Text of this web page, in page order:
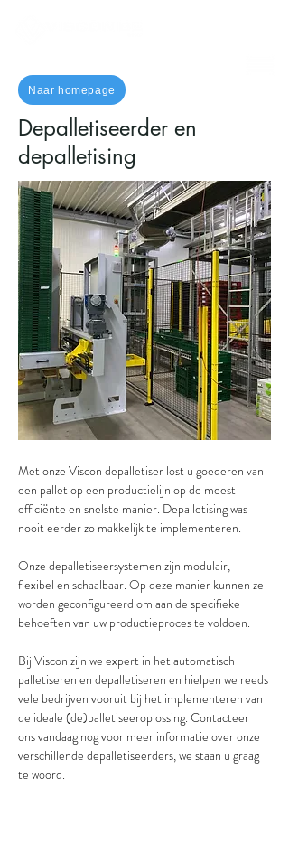
Naar homepage
Depalletiseerder en
depalletising
Met onze Viscon depalletiser lost u goederen van
een pallet op een productielijn op de meest
efficiënte en snelste manier. Depalletising was
nooit eerder zo makkelijk te implementeren.
Onze depalletiseersystemen zijn modulair,
flexibel en schaalbaar. Op deze manier kunnen ze
worden geconfigureerd om aan de specifieke
behoeften van uw productieproces te voldoen.
Bij Viscon zijn we expert in het automatisch
palletiseren en depalletiseren en hielpen we reeds
vele bedrijven vooruit bij het implementeren van
de ideale (de)palletiseeroplossing. Contacteer
ons vandaag nog voor meer informatie over onze
verschillende depalletiseerders, we staan u graag
te woord.